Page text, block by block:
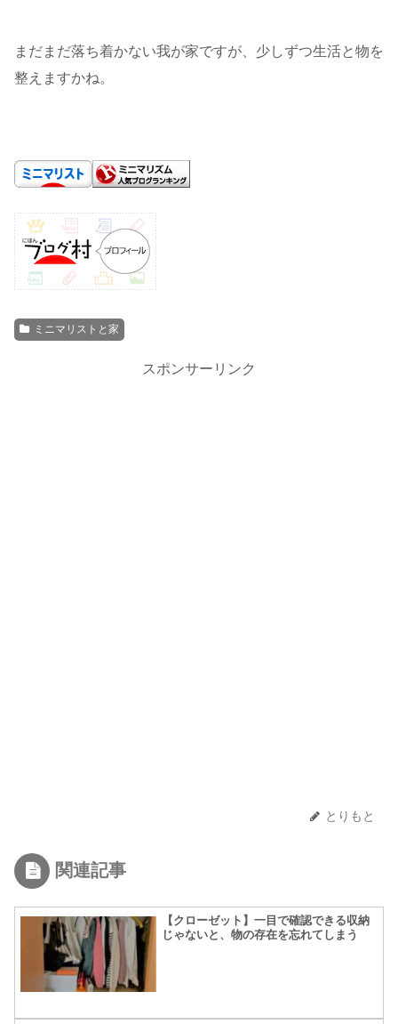
まだまだ落ち着かない我が家ですが、少しずつ生活と物を
整えますかね。
ミニマリストと家
スポンサーリンク
とりもと
関連記事
【クローゼット】一目で確認できる収納
じゃないと、物の存在を忘れてしまう